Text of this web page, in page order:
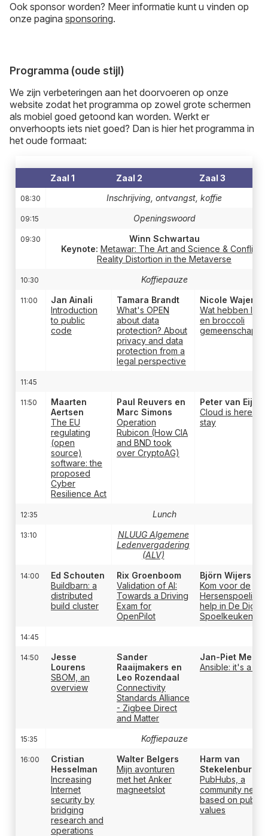
Ook sponsor worden? Meer informatie kunt u vinden op
onze pagina sponsoring.
Programma (oude stijl)
We zijn verbeteringen aan het doorvoeren op onze
website zodat het programma op zowel grote schermen
als mobiel goed getoond kan worden. Werkt er
onverhoopts iets niet goed? Dan is hier het programma in
het oude formaat:
Zaal 1 Zaal 2 Zaal 3
08:30 Inschrijving, ontvangst, koffie
09:15 Openingswoord
09:30
Winn Schwartau
Keynote: Metawar: The Art and Science & Conflict &
Reality Distortion in the Metaverse
10:30 Koffiepauze
11:00
Jan Ainali
Introduction
to public
code
Tamara Brandt
What's OPEN
about data
protection? About
privacy and data
protection from a
legal perspective
Nicole Wajer
Wat hebben IPv6
en broccoli
11:45
11:50
Maarten
Aertsen
The EU
regulating
(open
source)
software: the
proposed
Cyber
Resilience Act
Paul Reuvers en
Marc Simons
Operation
Rubicon (How CIA
and BND took
over CryptoAG)
Peter van Eijk
Cloud is here to
stay
12:35 Lunch
13:10
NLUUG Algemene
Ledenvergadering
(ALV)
14:00
Ed Schouten
Buildbarn: a
distributed
build cluster
Rix Groenboom
Validation of AI:
Towards a Driving
Exam for
OpenPilot
Björn Wijers
Kom voor de
Hersenspoeling
help in De
Spoelkeuken
14:45
14:50
Jesse
Lourens
SBOM, an
overview
Sander
Raaijmakers en
Leo Rozendaal
Connectivity
Standards Alliance
- Zigbee Direct
and Matter
Jan-Piet Mens
Ansible: it's a fact
15:35 Koffiepauze
16:00
Cristian
Hesselman
Increasing
Internet
security by
bridging
research and
operations
Walter Belgers
Mijn avonturen
met het Anker
magneetslot
Harm van
Stekelenburg
PubHubs, a
community
based on public
values